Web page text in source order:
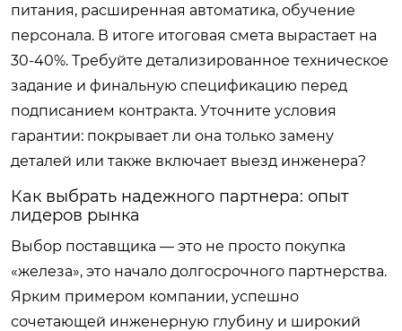
питания, расширенная автоматика, обучение
персонала. В итоге итоговая смета вырастает на
30-40%. Требуйте детализированное техническое
задание и финальную спецификацию перед
подписанием контракта. Уточните условия
гарантии: покрывает ли она только замену
деталей или также включает выезд инженера?
Как выбрать надежного партнера: опыт
лидеров рынка
Выбор поставщика — это не просто покупка
«железа», это начало долгосрочного партнерства.
Ярким примером компании, успешно
сочетающей инженерную глубину и широкий